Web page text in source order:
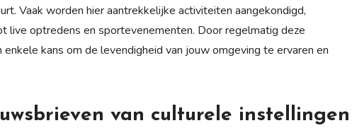
Vaak worden hier aantrekkelijke activiteiten aangekondigd,
live optredens en sportevenementen. Door regelmatig deze
kans om de levendigheid van jouw omgeving te ervaren en
van culturele instellingen